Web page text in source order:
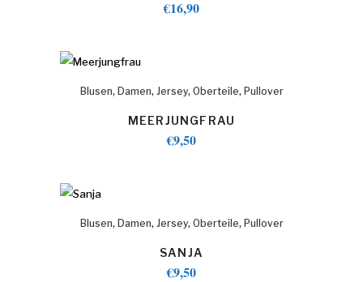
€16,90
Blusen, Damen, Jersey, Oberteile, Pullover
MEERJUNGFRAU
€9,50
Blusen, Damen, Jersey, Oberteile, Pullover
SANJA
€9,50